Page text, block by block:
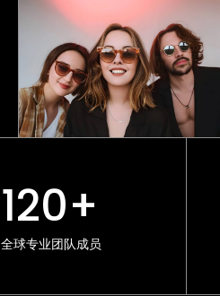
120+
全球专业团队成员